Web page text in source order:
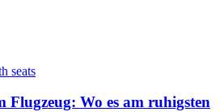
Flugzeug: Wo es am ruhigsten